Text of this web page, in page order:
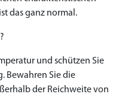
das ganz normal.
und schützen Sie
Bewahren Sie die
der Reichweite von